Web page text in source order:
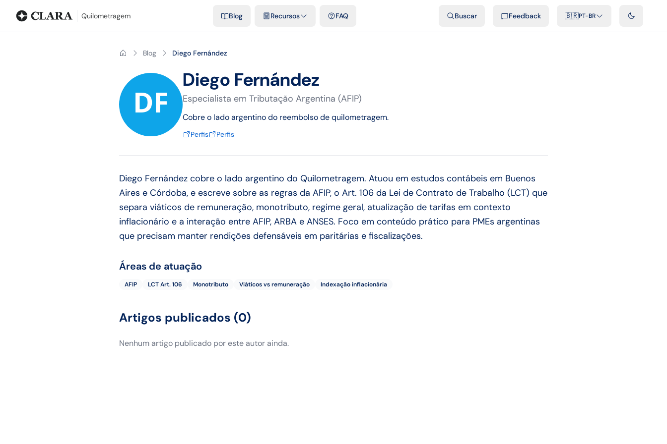
Quilometragem Blog Recursos FAQ Buscar Feedback 🇧🇷PT-BR
Blog Diego Fernández
Diego Fernández
Especialista em Tributação Argentina (AFIP)
Cobre o lado argentino do reembolso de quilometragem.
Perfis Perfis
Diego Fernández cobre o lado argentino do Quilometragem. Atuou em estudos contábeis em Buenos
Aires e Córdoba, e escreve sobre as regras da AFIP, o Art. 106 da Lei de Contrato de Trabalho (LCT) que
separa viáticos de remuneração, monotributo, regime geral, atualização de tarifas em contexto
inflacionário e a interação entre AFIP, ARBA e ANSES. Foco em conteúdo prático para PMEs argentinas
que precisam manter rendições defensáveis em paritárias e fiscalizações.
Áreas de atuação
AFIP LCT Art. 106 Monotributo Viáticos vs remuneração Indexação inflacionária
Artigos publicados (0)
Nenhum artigo publicado por este autor ainda.